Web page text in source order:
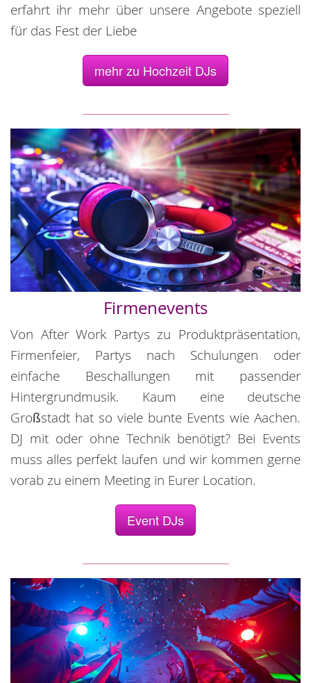
erfahrt ihr mehr über unsere Angebote speziell
für das Fest der Liebe
mehr zu Hochzeit DJs
Firmenevents
Von After Work Partys zu Produktpräsentation,
Firmenfeier, Partys nach Schulungen oder
einfache Beschallungen mit passender
Hintergrundmusik. Kaum eine deutsche
Großstadt hat so viele bunte Events wie Aachen.
DJ mit oder ohne Technik benötigt? Bei Events
muss alles perfekt laufen und wir kommen gerne
vorab zu einem Meeting in Eurer Location.
Event DJs